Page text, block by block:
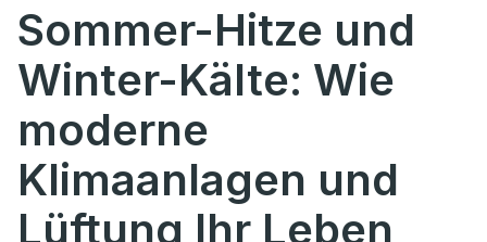
Sommer-Hitze und
Winter-Kälte: Wie
moderne
Klimaanlagen und
Lüftung Ihr Leben